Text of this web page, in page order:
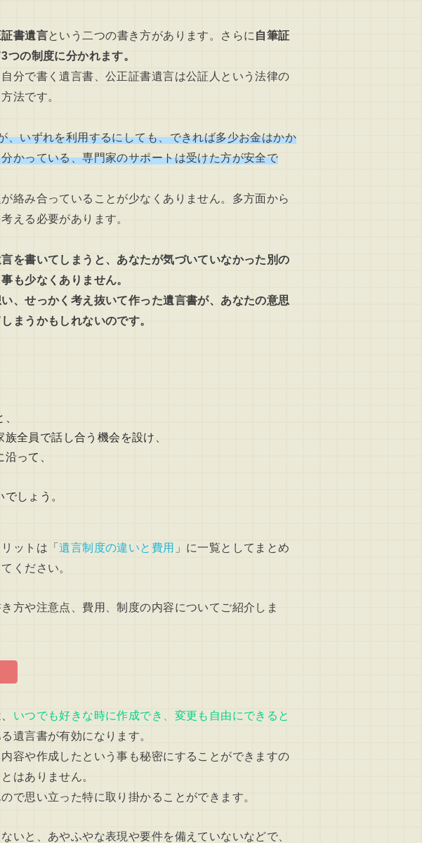
書遺言という二つの書き方があります。さらに 自筆証
の制度に分かれます。
分で書く遺言書、公正証書遺言は公証人という法律の
法です。
、いずれを利用するにしても、できれば多少お金はかか
かっている、専門家のサポートは受けた方が安全で
絡み合っていることが少なくありません。多方面から
える必要があります。
を書いてしまうと、あなたが気づいていなかった別の
も少なくありません。
、せっかく考え抜いて作った遺言書が、あなたの意思
まうかもしれないのです。
族全員で話し合う機会を設け、
って、
しょう。
ットは「遺言制度の違いと費用 」に一覧としてまとめ
ください。
方や注意点、費用、制度の内容についてご紹介しま
いつでも好きな時に作成でき、変更も自由にできると
遺言書が有効になります。
容や作成したという事も秘密にすることができますの
はありません。
で思い立った特に取り掛かることができます。
いと、あやふやな表現や要件を備えていないなどで、